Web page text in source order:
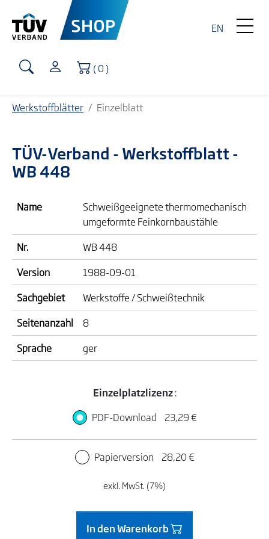
EN
Warenkorb
( 0 )
Werkstoffblätter Einzelblatt
TÜV-Verband - Werkstoffblatt -
WB 448
Name
Schweißgeeignete thermomechanisch
umgeformte Feinkornbaustähle
Nr.
WB 448
Version
1988-09-01
Sachgebiet
Werkstoffe / Schweißtechnik
Seitenanzahl
8
Sprache
ger
Einzelplatzlizenz:
PDF-Download
23,29 €
Papierversion 28,20 €
exkl. MwSt. (7%)
In den Warenkorb